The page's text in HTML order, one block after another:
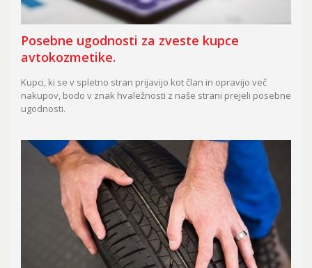
Posebne ugodnosti za zveste kupce
avtokozmetike.
Kupci, ki se v spletno stran prijavijo kot član in opravijo več
nakupov, bodo v znak hvaležnosti z naše strani prejeli posebne
ugodnosti.